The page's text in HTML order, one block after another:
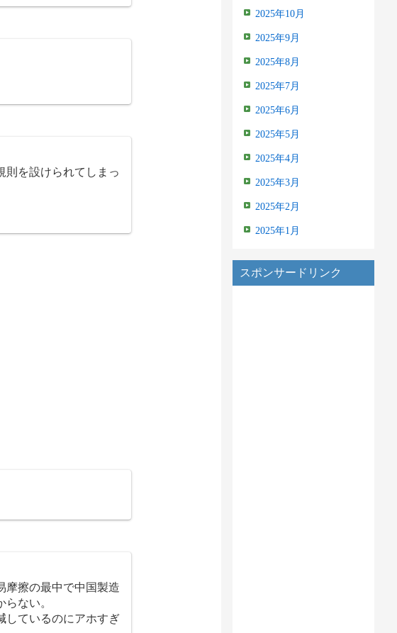
則を設けられてしまっ
摩擦の最中で中国製造
ない。
しているのにアホすぎ
2025年10月
2025年9月
2025年8月
2025年7月
2025年6月
2025年5月
2025年4月
2025年3月
2025年2月
2025年1月
スポンサードリンク